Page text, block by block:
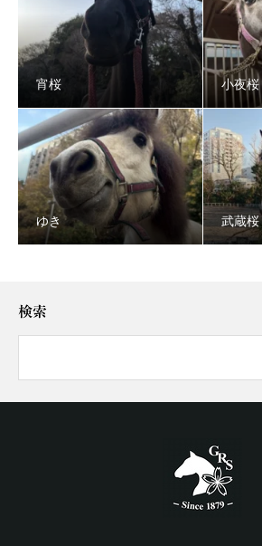
宵桜 小夜桜
ゆき 武蔵桜
検索